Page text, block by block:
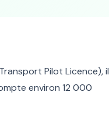
Pilot Licence), il
environ 12 000